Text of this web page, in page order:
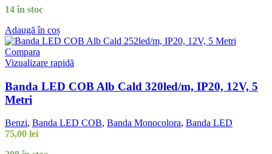
14 în stoc
Adaugă în coș
Compara
Vizualizare rapidă
Banda LED COB Alb Cald 320led/m, IP20, 12V, 5
Metri
Benzi, Banda LED COB, Banda Monocolora, Banda LED
75,00 lei